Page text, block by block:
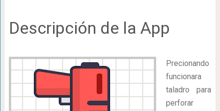
Descripción de la App
Precionando
funcionara
taladro para
perforar